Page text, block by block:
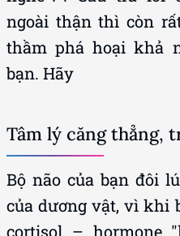
thầm phá hoại khả
bạn. Hãy
Bộ não của bạn đôi
của dương vật, vì khi
cortisol – hormone
(chất dẫn truyền